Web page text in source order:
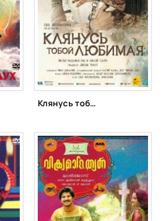
Клянусь тобой, любимая (2016)